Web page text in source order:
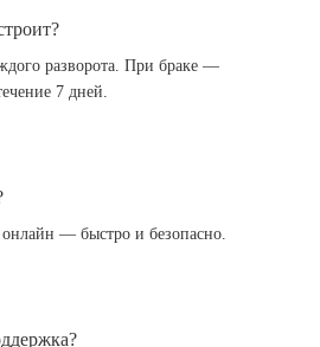
разворота. При браке —
7 дней.
— быстро и безопасно.